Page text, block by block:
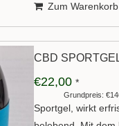
Zum
CBD
€22,00 *
Grundpreis:
Sportgel, wirkt